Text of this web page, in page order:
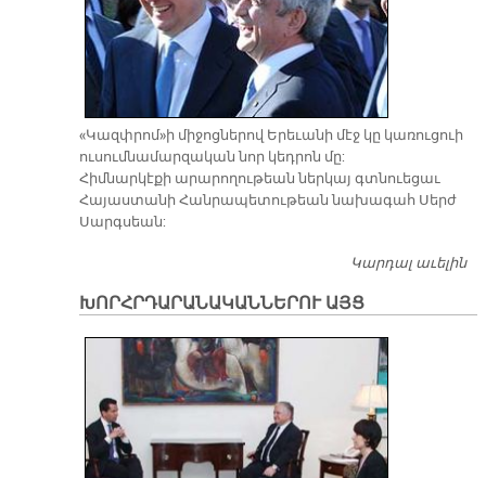
«Կազփրոմ»ի միջոցներով Երեւանի մէջ կը կառուցուի
ուսումնամարզական նոր կեդրոն մը:
Հիմնարկէքի արարողութեան ներկայ գտնուեցաւ
Հայաստանի Հանրապետութեան նախագահ Սերժ
Սարգսեան:
Կարդալ աւելին
ԽՈՐՀՐԴԱՐԱՆԱԿԱՆՆԵՐՈՒ ԱՅՑ